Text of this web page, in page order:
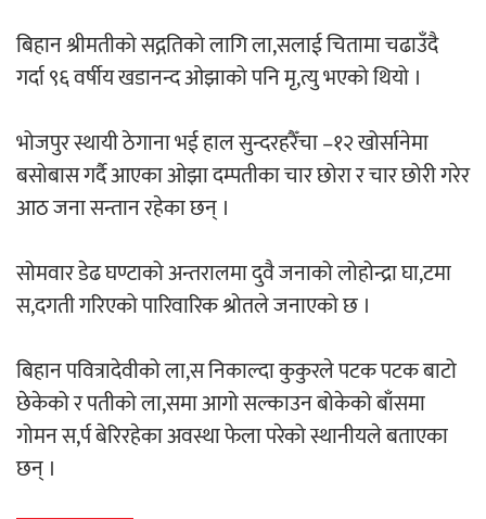
‘दुर्गा’ निर्माण गर्दै सम्राट
चलचित्र ‘माया भनेकै यस्तो होला’को शीर्ष गीत
सार्वजनिक
काठमाडौं युथ कन्क्लेभ २०२६ भव्यताका साथ
सम्पन्न
बिहान श्रीमतीको सद्गतिको लागि ला,सलाई चितामा चढाउँदै
गर्दा ९६ वर्षीय खडानन्द ओझाको पनि मृ,त्यु भएको थियो ।
भोजपुर स्थायी ठेगाना भई हाल सुन्दरहरैँचा –१२ खोर्सानेमा
बसोबास गर्दै आएका ओझा दम्पतीका चार छोरा र चार छोरी गरेर
आठ जना सन्तान रहेका छन् ।
सोमवार डेढ घण्टाको अन्तरालमा दुवै जनाको लोहोन्द्रा घा,टमा
स,दगती गरिएको पारिवारिक श्रोतले जनाएको छ ।
बिहान पवित्रादेवीको ला,स निकाल्दा कुकुरले पटक पटक बाटो
छेकेको र पतीको ला,समा आगो सल्काउन बोकेको बाँसमा
गोमन स,र्प बेरिरहेका अवस्था फेला परेको स्थानीयले बताएका
छन् ।